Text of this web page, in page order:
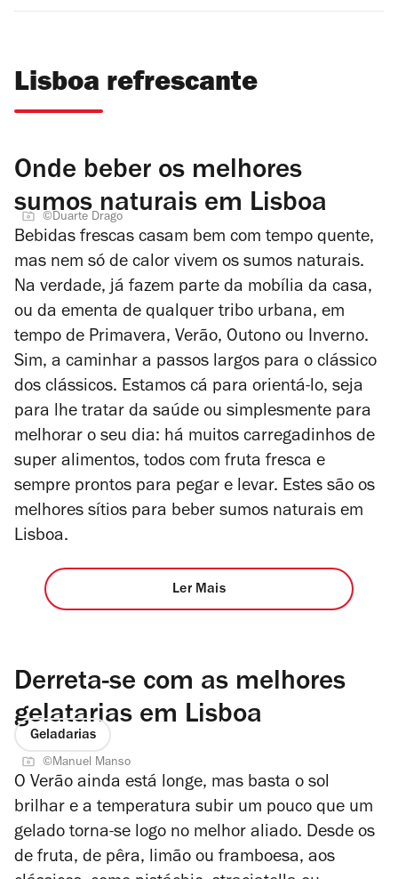
Lisboa refrescante
Onde beber os melhores
sumos naturais em Lisboa
©Duarte Drago
Bebidas frescas casam bem com tempo quente,
mas nem só de calor vivem os sumos naturais.
Na verdade, já fazem parte da mobília da casa,
ou da ementa de qualquer tribo urbana, em
tempo de Primavera, Verão, Outono ou Inverno.
Sim, a caminhar a passos largos para o clássico
dos clássicos. Estamos cá para orientá-lo, seja
para lhe tratar da saúde ou simplesmente para
melhorar o seu dia: há muitos carregadinhos de
super alimentos, todos com fruta fresca e
sempre prontos para pegar e levar. Estes são os
melhores sítios para beber sumos naturais em
Lisboa.
Ler Mais
Derreta-se com as melhores
gelatarias em Lisboa
Geladarias
©Manuel Manso
O Verão ainda está longe, mas basta o sol
brilhar e a temperatura subir um pouco que um
gelado torna-se logo no melhor aliado. Desde os
de fruta, de pêra, limão ou framboesa, aos